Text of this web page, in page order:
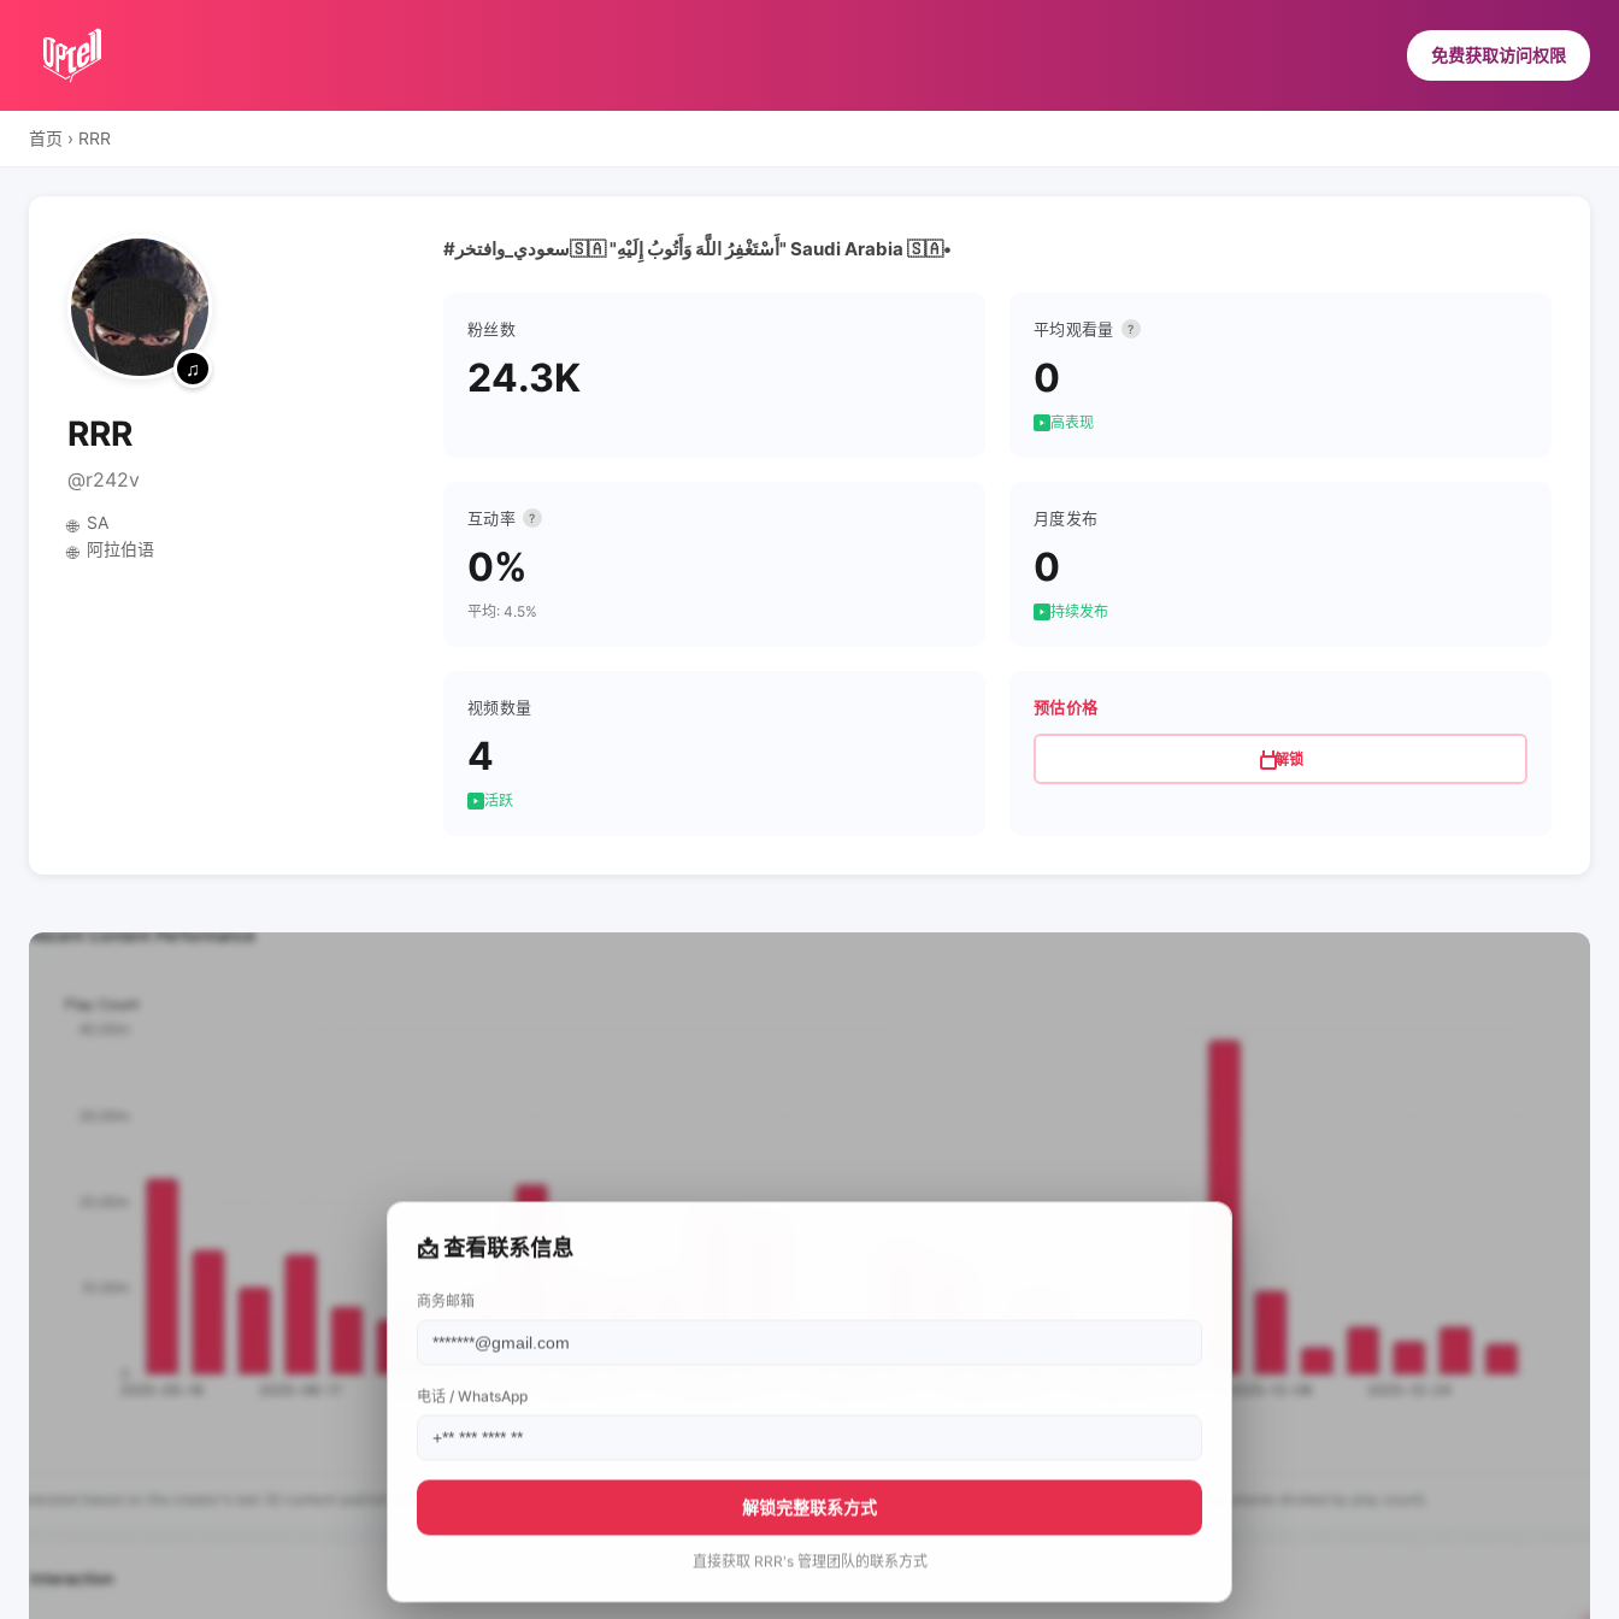
免费获取访问权限
首页 › RRR
RRR
@r242v
🌐 SA
🌐 阿拉伯语
#سعودي_وافتخر🇸🇦 "أَسْتَغْفِرُ اللَّهَ وَأَتُوبُ إِلَيْهِ" Saudi Arabia 🇸🇦•
粉丝数
24.3K
平均观看量 ?
0
高表现
互动率 ?
0%
平均: 4.5%
月度发布
0
持续发布
视频数量
4
活跃
预估价格
解锁
📩 查看联系信息
商务邮箱
电话 / WhatsApp
解锁完整联系方式
直接获取 RRR's 管理团队的联系方式